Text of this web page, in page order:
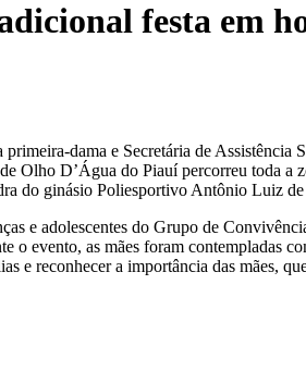
festa em
dama e Secretária de
Olho D’Água do Piauí percorreu toda
do ginásio Poliesportivo Antônio Luiz
e adolescentes do Grupo de
o evento, as mães foram
e reconhecer a importância das mães,